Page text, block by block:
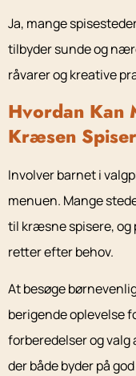
Ja, mange
tilbyder sunde og
råvarer og kreative
Hvordan Kan
Kræsen
Involver barnet i
menuen. Mange
til kræsne spisere, og
retter efter behov.
At besøge
berigende oplevelse
forberedelser og valg
der både byder på